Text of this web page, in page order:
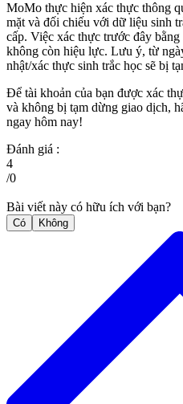
MoMo thực hiện xác thực thông
mặt và đối chiếu với dữ liệu sinh
cấp. Việc xác thực trước đây
không còn hiệu lực. Lưu ý, từ
nhật/xác thực sinh trắc học sẽ bị
Để tài khoản của bạn được xác
và không bị tạm dừng giao dịch,
ngay hôm nay!
Đánh giá :
4
/0
Bài viết này có hữu ích với bạn?
Có Không